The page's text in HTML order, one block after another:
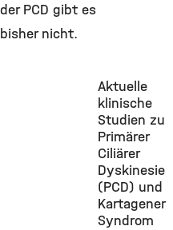
der PCD gibt es
bisher nicht.
Aktuelle
klinische
Studien zu
Primärer
Ciliärer
Dyskinesie
(PCD) und
Kartagener
Syndrom